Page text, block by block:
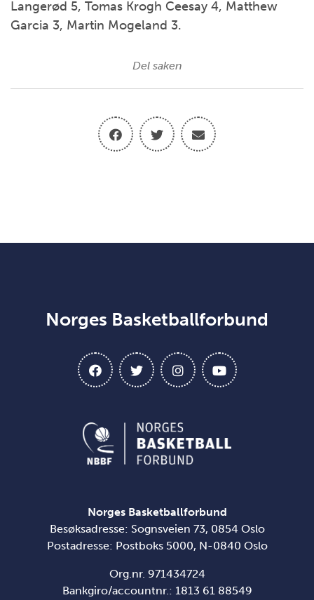
Langerød 5, Tomas Krogh Ceesay 4, Matthew
Garcia 3, Martin Mogeland 3.
Del saken
Norges Basketballforbund
Norges Basketballforbund
Besøksadresse: Sognsveien 73, 0854 Oslo
Postadresse: Postboks 5000, N-0840 Oslo
Org.nr. 971434724
Bankgiro/accountnr.: 1813 61 88549